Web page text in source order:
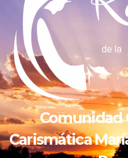
Comunidad
Carismática